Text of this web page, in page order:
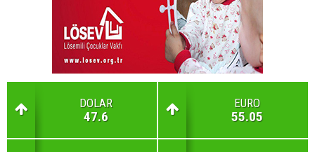
DOLAR
47.6
EURO
55.05